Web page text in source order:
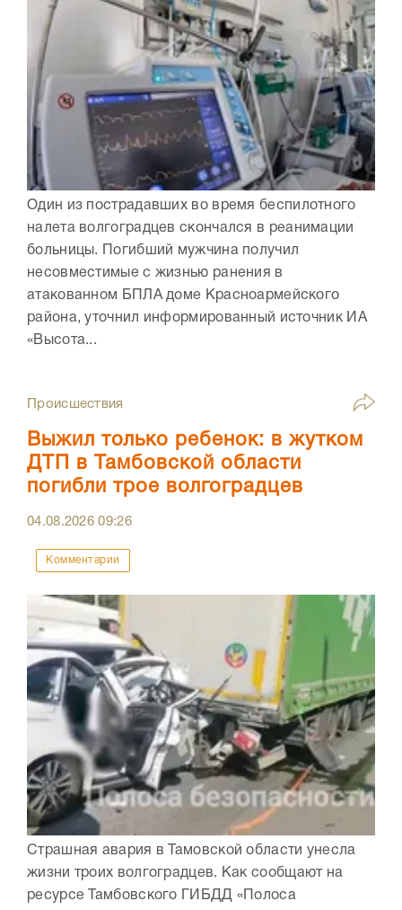
Один из пострадавших во время беспилотного
налета волгоградцев скончался в реанимации
больницы. Погибший мужчина получил
несовместимые с жизнью ранения в
атакованном БПЛА доме Красноармейского
района, уточнил информированный источник ИА
«Высота...
Происшествия
Выжил только ребенок: в жутком
ДТП в Тамбовской области
погибли трое волгоградцев
04.08.202609:26
Комментарии
Страшная авария в Тамовской области унесла
жизни троих волгоградцев. Как сообщают на
ресурсе Тамбовского ГИБДД «Полоса